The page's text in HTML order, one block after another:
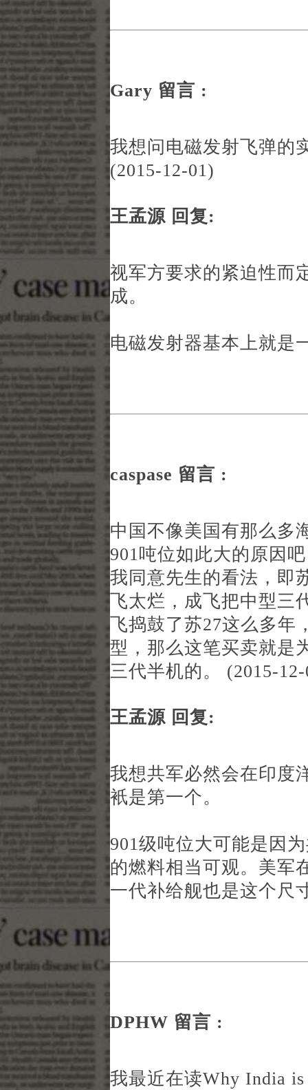
Gary 留言 :
我想问电磁发射飞弹的
(2015-12-01)
王孟源 回复:
视军方要求的紧迫性而
成。
电磁发射器基本上就是
caspase 留言 :
中国不像美国有那么多
901吨位如此大的原因
我同意先生的看法，即
飞太烂，成飞把中型三
飞捣鼓了苏27这么多年
型，那么这笔买卖就是
三代半机的。 (2015-
王孟源 回复:
我想共军必然会在印度
衹是第一个。
901级吨位大可能是因
的燃料相当可观。美军
一代补给舰也是这个尺
DPHW 留言 :
我最近在读Why India